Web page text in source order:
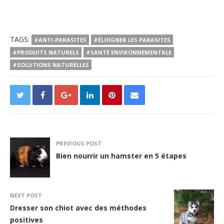
TAGS: #ANTI-PARASITES
#ÉLOIGNER LES PARASITES
#PRODUITS NATURELS
#SANTÉ ENVIRONNEMENTALE
#SOLUTIONS NATURELLES
PREVIOUS POST
Bien nourrir un hamster en 5 étapes
NEXT POST
Dresser son chiot avec des méthodes
positives